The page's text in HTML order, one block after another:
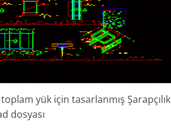
yük için tasarlanmış Şarapçılık
dosyası